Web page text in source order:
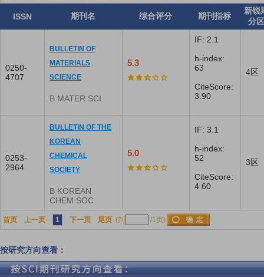
ISSN 期刊名 综合评分 期刊指标
新锐
分
0250-
4707
BULLETIN OF
MATERIALS
SCIENCE
B MATER SCI
5.3
IF: 2.1
h-index:
63
CiteScore:
3.90
4区
0253-
2964
BULLETIN OF THE
KOREAN
CHEMICAL
SOCIETY
B KOREAN
CHEM SOC
5.0
IF: 3.1
h-index:
52
CiteScore:
4.60
3区
首页 上一页 1 下一页 尾页 (到 /1页)
按研究方向查看：